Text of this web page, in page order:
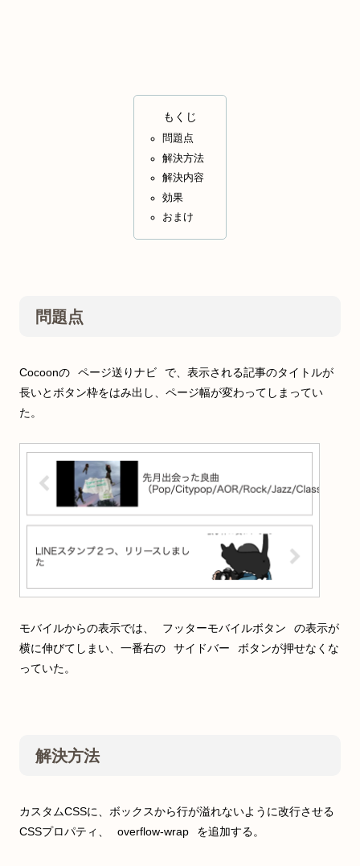
もくじ
問題点
解決方法
解決内容
効果
おまけ
問題点
Cocoonの ページ送りナビ
で、表示される記事のタイトルが
長いとボタン枠をはみ出し、ページ幅が変わってしまってい
た。
モバイルからの表示では、 フッターモバイルボタン
の表示が
横に伸びてしまい、一番右の
サイドバー
ボタンが押せなくな
っていた。
解決方法
カスタムCSSに、ボックスから行が溢れないように改行させる
CSSプロパティ、
overflow-wrap を追加する。